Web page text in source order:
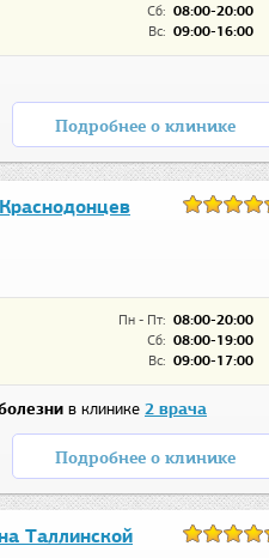
Сб: 08:00-20:00
Вс: 09:00-16:00
Подробнее о клинике
Пн - Пт: 08:00-20:00
Сб: 08:00-19:00
Вс: 09:00-17:00
в клинике 2 врача
Подробнее о клинике
Таллинской